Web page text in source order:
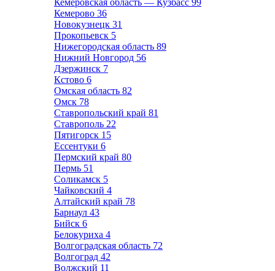
Кемеровская область — Кузбасс 99
Кемерово 36
Новокузнецк 31
Прокопьевск 5
Нижегородская область 89
Нижний Новгород 56
Дзержинск 7
Кстово 6
Омская область 82
Омск 78
Ставропольский край 81
Ставрополь 22
Пятигорск 15
Ессентуки 6
Пермский край 80
Пермь 51
Соликамск 5
Чайковский 4
Алтайский край 78
Барнаул 43
Бийск 6
Белокуриха 4
Волгоградская область 72
Волгоград 42
Волжский 11